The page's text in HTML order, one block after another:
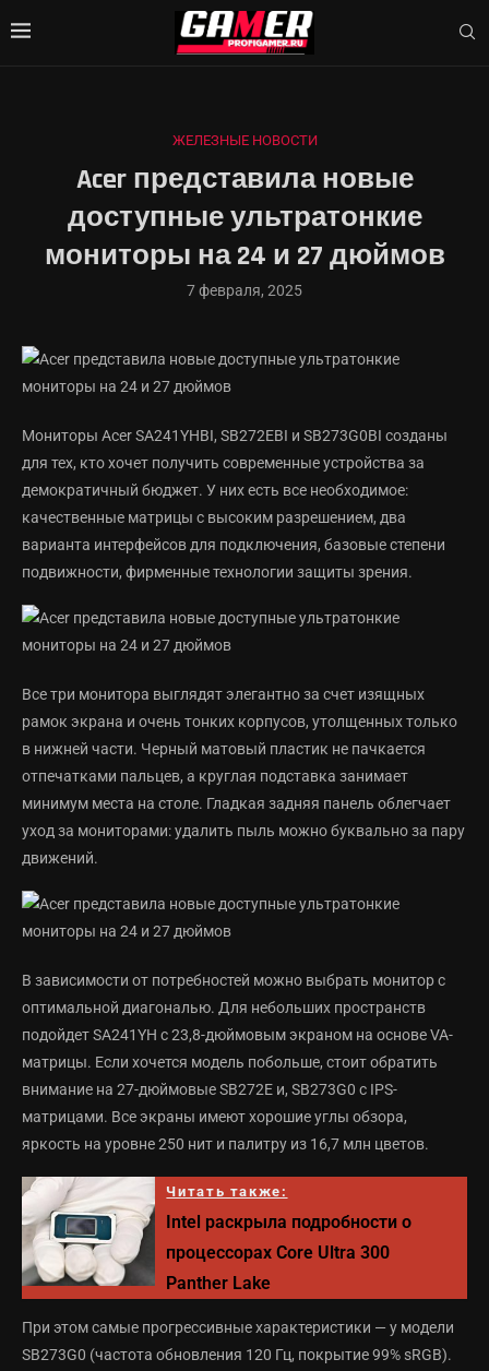
ЖЕЛЕЗНЫЕ НОВОСТИ
Acer представила новые
доступные ультратонкие
мониторы на 24 и 27 дюймов
7 февраля, 2025
Мониторы Acer SA241YHBI, SB272EBI и SB273G0BI созданы
для тех, кто хочет получить современные устройства за
демократичный бюджет. У них есть все необходимое:
качественные матрицы с высоким разрешением, два
варианта интерфейсов для подключения, базовые степени
подвижности, фирменные технологии защиты зрения.
Все три монитора выглядят элегантно за счет изящных
рамок экрана и очень тонких корпусов, утолщенных только
в нижней части. Черный матовый пластик не пачкается
отпечатками пальцев, а круглая подставка занимает
минимум места на столе. Гладкая задняя панель облегчает
уход за мониторами: удалить пыль можно буквально за пару
движений.
В зависимости от потребностей можно выбрать монитор с
оптимальной диагональю. Для небольших пространств
подойдет SA241YH с 23,8-дюймовым экраном на основе VA-
матрицы. Если хочется модель побольше, стоит обратить
внимание на 27-дюймовые SB272E и, SB273G0 с IPS-
матрицами. Все экраны имеют хорошие углы обзора,
яркость на уровне 250 нит и палитру из 16,7 млн цветов.
Читать также:
Intel раскрыла подробности о
процессорах Core Ultra 300
Panther Lake
При этом самые прогрессивные характеристики — у модели
SB273G0 (частота обновления 120 Гц, покрытие 99% sRGB).